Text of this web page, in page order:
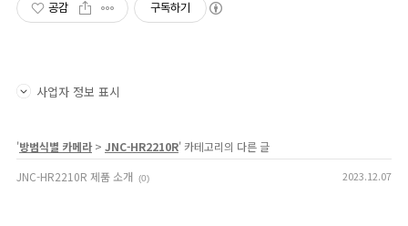
공감 구독하기
사업자 정보 표시
'방범식별 카메라> JNC-HR2210R' 카테고리의 다른 글
JNC-HR2210R 제품 소개 (0) 2023.12.07